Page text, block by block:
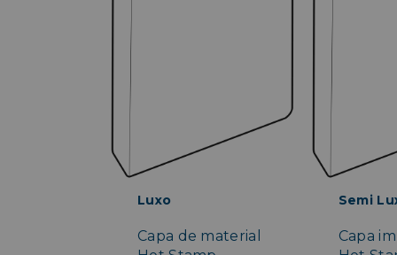
Luxo
Capa de material
Semi
Capa